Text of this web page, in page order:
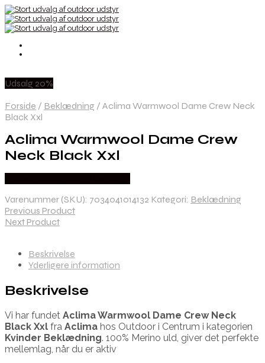
Udsalg 20%
Forside / Beklædning / Aclima Warmwool Dame Crew Neck
Black Xxl
Aclima Warmwool Dame Crew
Neck Black Xxl
Varenummer (SKU): 7034041014132 Kategori: Beklædning
Previous Product
Next Product
Beskrivelse
Yderligere information
Beskrivelse
Vi har fundet Aclima Warmwool Dame Crew Neck
Black Xxl fra Aclima hos Outdoor i Centrum i kategorien
Kvinder Beklædning. 100% Merino uld, giver det perfekte
mellemlag, når du er aktiv